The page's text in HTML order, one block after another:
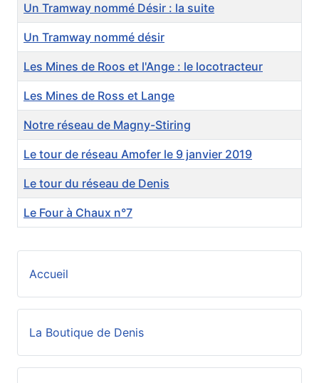
Un Tramway nommé Désir : la suite
Un Tramway nommé désir
Les Mines de Roos et l'Ange : le locotracteur
Les Mines de Ross et Lange
Notre réseau de Magny-Stiring
Le tour de réseau Amofer le 9 janvier 2019
Le tour du réseau de Denis
Le Four à Chaux n°7
Accueil
La Boutique de Denis